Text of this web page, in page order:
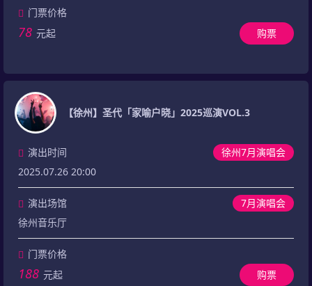
门票价格
78 元起 购票
【徐州】圣代「家喻户晓」2025巡演VOL.3
徐州7月演唱会
演出时间
2025.07.26 20:00
7月演唱会
演出场馆
徐州音乐厅
门票价格
188 元起 购票